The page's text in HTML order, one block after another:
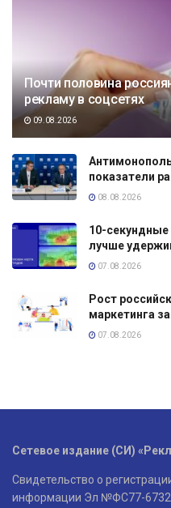
Почти половина
рекламу в соцсетях
09.08.2026
показатели
08.08.2026
10-
лучше
07.08.2026
Рост
маркетинга
07.08.2026
Сетевое издание (СИ)
Свидетельство о
информации Эл №ФС77-